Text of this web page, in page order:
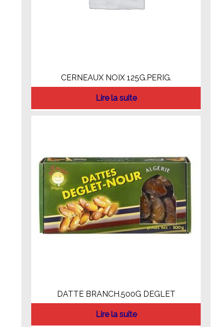
CERNEAUX NOIX 125G.PERIG.
Lire la suite
DATTE BRANCH.500G DEGLET
Lire la suite